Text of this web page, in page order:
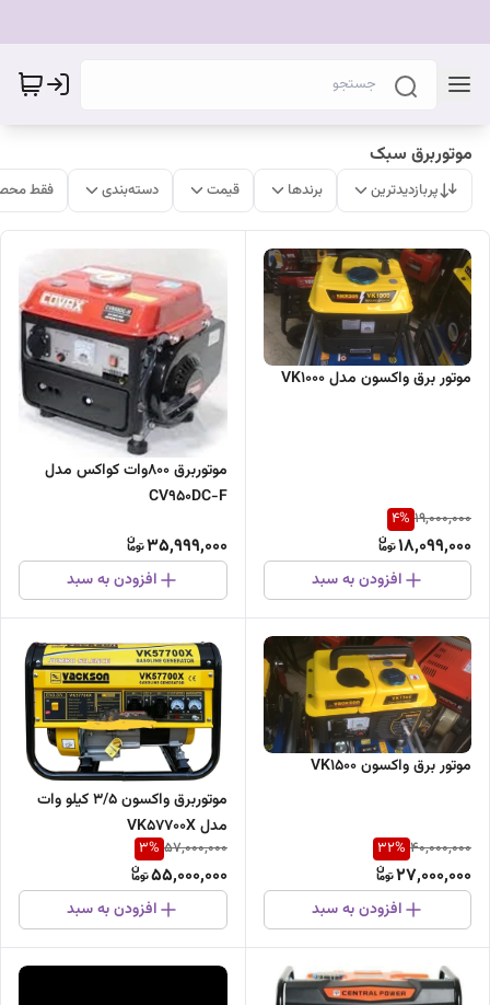
موتوربرق سبک
پربازدیدترین برندها قیمت دسته‌بندی فقط
موتور برق واکسون مدل VK1000
19,000,000
4%
18,099,000
افزودن به سبد
موتوربرق 800وات کواکس مدل
CV950DC-F
35,999,000
افزودن به سبد
موتور برق واکسون VK1500
40,000,000
32%
27,000,000
افزودن به سبد
موتوربرق واکسون ۳/۵ کیلو وات
مدل VK57700X
57,000,000
3%
55,000,000
افزودن به سبد